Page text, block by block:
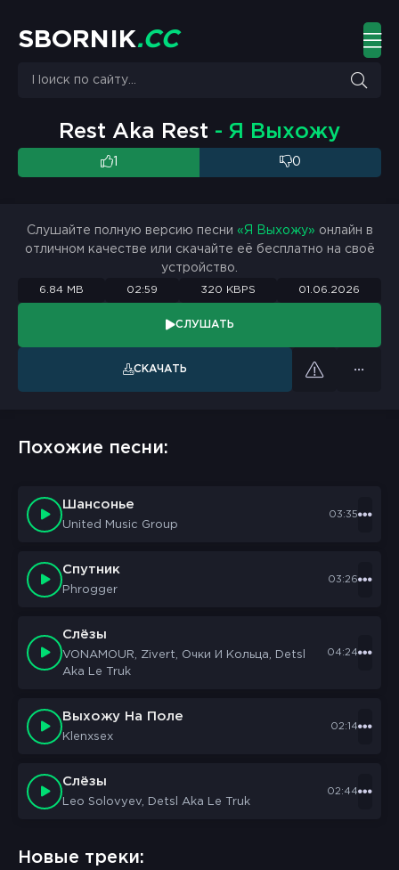
S BO R N K.CC
Rest Aka Rest - Я Выхожу
1 0
Слушайте полную версию песни «Я Выхожу» онлайн в
отличном качестве или скачайте её бесплатно на своё
устройство.
6.84 MB 02:59 320 KBPS 01.06.2026
СЛУШАТЬ
СКАЧАТЬ
Похожие песни:
Шансонье
United Music Group
03:35
Спутник
Phrogger
03:26
Слёзы
VONAMOUR, Zivert, Очки И Кольца, Detsl
Aka Le Truk
04:24
Выхожу На Поле
Klenxsex
02:14
Слёзы
Leo Solovyev, Detsl Aka Le Truk
02:44
Новые треки: